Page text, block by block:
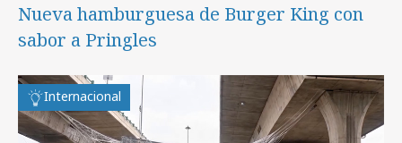
Nueva hamburguesa de Burger King con
sabor a Pringles
Internacional